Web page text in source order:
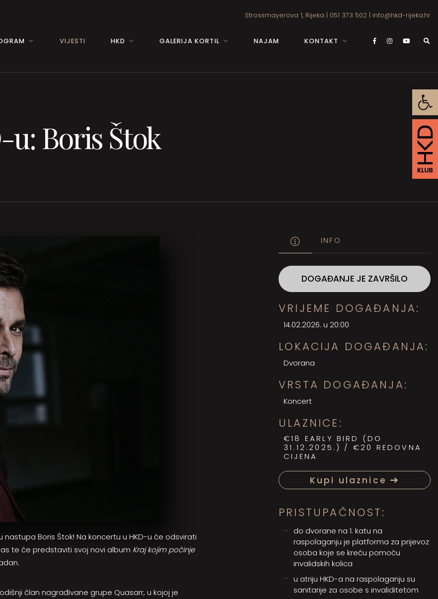
Strossmayerova 1, Rijeka | 051 373 502 | info@hkd-rijeka.hr
VIJESTI HKD GALERIJA KORTIL NAJAM KONTAKT
Boris Štok
Boris Štok! Na koncertu u HKD-u će odsvirati
te će predstaviti svoj novi album Kraj kojim počinje
član nagrađivane grupe Quasarr, u kojoj je
INFO
DOGAĐANJE JE ZAVRŠILO
VRIJEME DOGAĐANJA:
14.02.2026. u 20:00
LOKACIJA DOGAĐANJA:
Dvorana
VRSTA DOGAĐANJA:
Koncert
ULAZNICE:
€18 EARLY BIRD (DO
31.12.2025.) / €20 REDOVNA
CIJENA
Kupi ulaznice
PRISTUPAČNOST:
do dvorane na 1. katu na
raspolaganju je platforma za prijevoz
osoba koje se kreću pomoću
invalidskih kolica
u atriju HKD-a na raspolaganju su
sanitarije za osobe s invaliditetom